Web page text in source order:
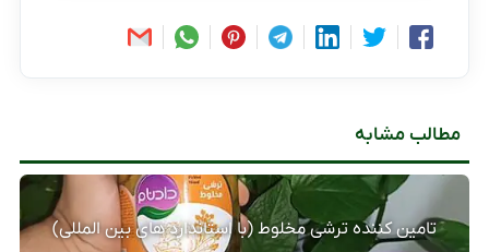
مطالب مشابه
تامین کننده ترشی مخلوط (با استاندارد های بین المللی)